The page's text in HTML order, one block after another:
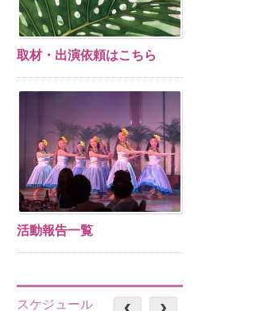
取材・出演依頼はこちら
活動報告一覧
スケジュール